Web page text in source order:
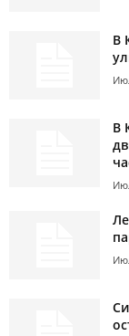
В
В